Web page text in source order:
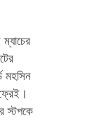
মহসিন
স্টপকে